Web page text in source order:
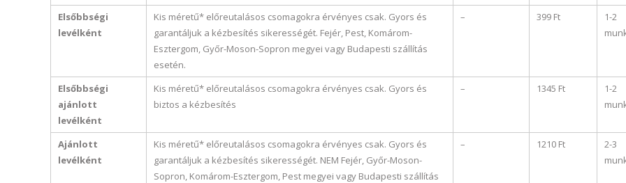
Elsőbbségi
levélként
Kis méretű* előreutalásos csomagokra érvényes csak. Gyors és
garantáljuk a kézbesítés sikerességét. Fejér, Pest, Komárom-
Esztergom, Győr-Moson-Sopron megyei vagy Budapesti szállítás
esetén.
– 399 Ft
1-2
Elsőbbségi
ajánlott
levélként
Kis méretű* előreutalásos csomagokra érvényes csak. Gyors és
biztos a kézbesítés
– 1345 Ft
1-2
Ajánlott
levélként
Kis méretű* előreutalásos csomagokra érvényes csak. Gyors és
garantáljuk a kézbesítés sikerességét. NEM Fejér, Győr-Moson-
Sopron, Komárom-Esztergom, Pest megyei vagy Budapesti szállítás
– 1210 Ft
2-3